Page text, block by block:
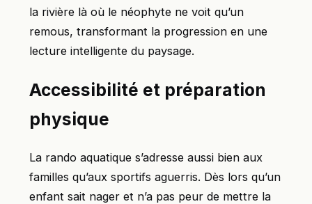
la rivière là où le néophyte ne voit qu’un
remous, transformant la progression en une
lecture intelligente du paysage.
Accessibilité et préparation
physique
La rando aquatique s’adresse aussi bien aux
familles qu’aux sportifs aguerris. Dès lors qu’un
enfant sait nager et n’a pas peur de mettre la